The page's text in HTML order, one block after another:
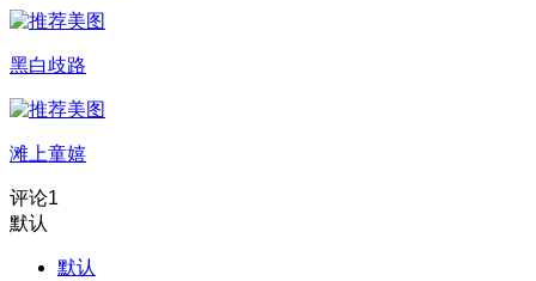
黑白歧路
滩上童嬉
评论1
默认
默认